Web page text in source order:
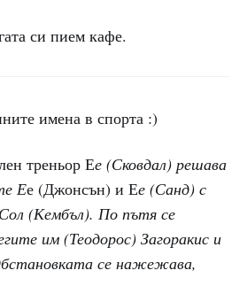
си пием кафе.
имена в спорта :)
треньор Ее (Сковдал) решава
Ее (Джонсън) и Ее (Санд) с
(Кембъл). По пътя се
им (Теодорос) Загоракис и
се нажежава,